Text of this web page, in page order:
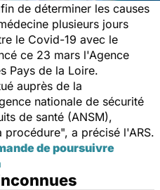
de déterminer les causes
plusieurs jours
le Covid-19 avec le
ce 23 mars l'Agence
Pays de la Loire.
auprès de la
nationale de sécurité
de santé (ANSM),
a précisé l'ARS.
de poursuivre